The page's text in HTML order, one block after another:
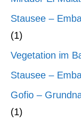
Stausee –
(1)
Vegetation im
Stausee –
Gofio –
(1)